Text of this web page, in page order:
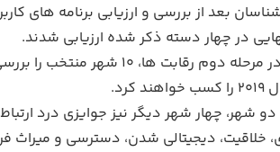
در چهار دسته ذکر شده ارزیابی شدند.
هیأت داوری در مرحله دوم
دو شهر، چهار شهر دیگر نیز جوایزی درد
خلاقیت، دیجیتالی شدن، دسترسی و